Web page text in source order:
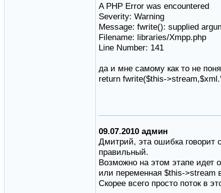
A PHP Error was encountered
Severity: Warning
Message: fwrite(): supplied
Filename: libraries/Xmpp.php
Line Number: 141
да и мне самому как то не
return fwrite($this-
09.07.2010 админ
Дмитрий, эта ошибка говорит
правильный.
Возможно на этом этапе идет
или переменная $this->stream
Скорее всего просто поток в